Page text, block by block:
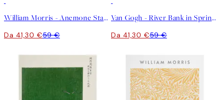
William Morris - Anemone Stampa su Tela
Da 41,30 €59 €
Van Gogh - River Bank in Springtime Stampa su Tela
Da 41,30 €59 €